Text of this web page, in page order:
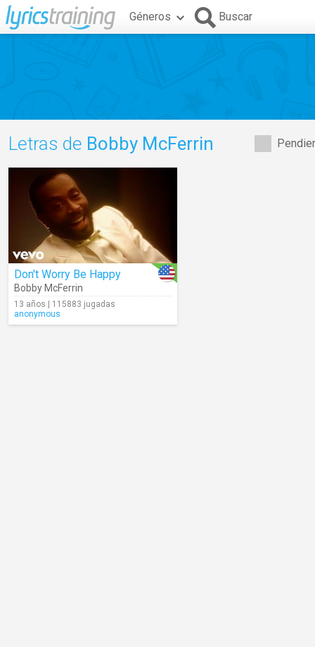
Géneros Buscar
Letras de Bobby McFerrin
Don't Worry Be Happy
Bobby McFerrin
13 años | 115883 jugadas
anonymous